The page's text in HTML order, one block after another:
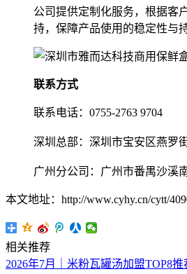
公司提供定制化服务，根据客
持，保障产品使用的稳定性与
联系方式
联系电话：0755-2763 9704
深圳总部：深圳市宝安区燕罗
广州分公司：广州市番禺沙溪
本文地址：http://www.cyhy.cn/cytt/
相关推荐
2026年7月｜米粉瓦罐汤加盟TOP8推